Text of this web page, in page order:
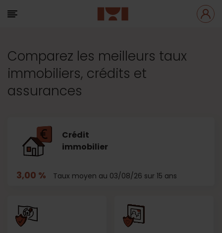
Comparez les meilleurs taux
immobiliers, crédits et
assurances
Crédit
immobilier
3,00 % Taux moyen au 03/08/26 sur 15 ans